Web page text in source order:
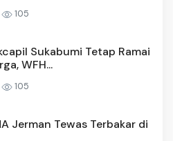
105
Sukabumi Tetap Ramai
WFH...
105
Jerman Tewas Terbakar di